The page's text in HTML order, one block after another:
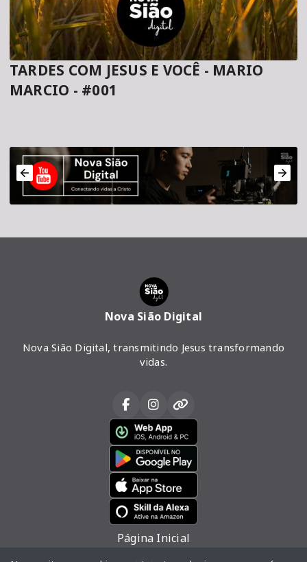
TARDES COM JESUS E VOCÊ - MARIO
MARCIO - #001
Nova Sião Digital
Nova Sião Digital, transmitindo Jesus transformando
vidas.
Página Inicial